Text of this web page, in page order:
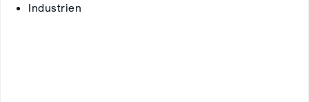
Industrien